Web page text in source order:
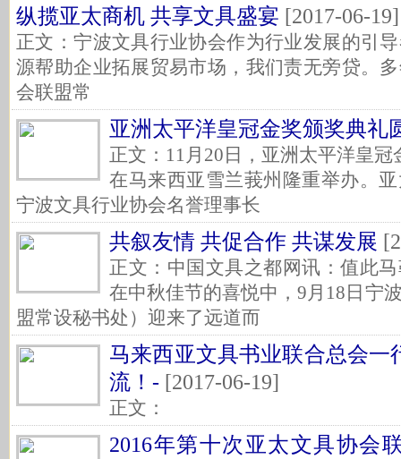
纵揽亚太商机 共享文具盛宴 [2017-06-19]
正文：宁波文具行业协会作为行业发展的引
源帮助企业拓展贸易市场，我们责无旁贷。
会联盟常
亚洲太平洋皇冠金奖颁奖典礼
正文：11月20日，亚洲太平洋皇
在马来西亚雪兰莪州隆重举办。
宁波文具行业协会名誉理事长
共叙友情 共促合作 共谋发展
正文：中国文具之都网讯：值此
在中秋佳节的喜悦中，9月18日宁
盟常设秘书处）迎来了远道而
马来西亚文具书业联合总会一
流！- [2017-06-19]
正文：
2016年第十次亚太文具协会